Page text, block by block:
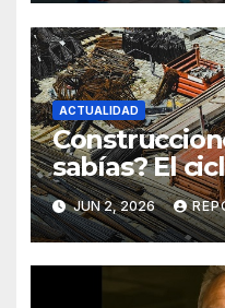
ACTUALIDAD
sabías? El
materiales
revoluciona
proyectos
JUN 2, 2026